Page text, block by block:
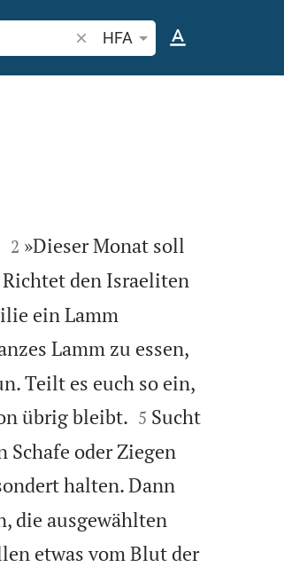
Bibelstelle oder Begriff suchen
HFA

2 »Dieser Monat soll
Richtet den Israeliten
ein Lamm
Lamm zu essen,
Teilt es euch so ein,
übrig bleibt.
5 Sucht
Schafe oder Ziegen
halten. Dann
die ausgewählten
etwas vom Blut der